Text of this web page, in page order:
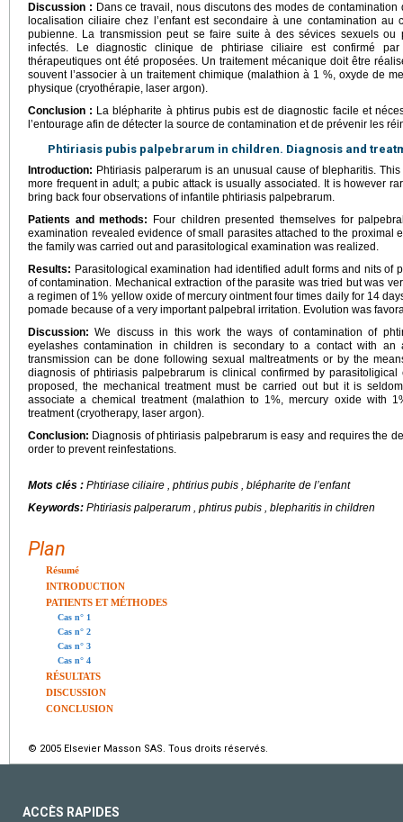
Discussion : Dans ce travail, nous discutons des modes de
localisation ciliaire chez l’enfant est secondaire à une contamination au
pubienne. La transmission peut se faire suite à des sévices sexuels
infectés. Le diagnostic clinique de phtiriase ciliaire est confirmé par
thérapeutiques ont été proposées. Un traitement mécanique doit être
souvent l’associer à un traitement chimique (malathion à 1 %, oxyde de
physique (cryothérapie, laser argon).
Conclusion : La blépharite à phtirus pubis est de diagnostic facile et
l’entourage afin de détecter la source de contamination et de prévenir les
Phtiriasis pubis palpebrarum in children. Diagnosis and
Introduction: Phtiriasis palperarum is an unusual cause of blepharitis.
more frequent in adult; a pubic attack is usually associated. It is however
bring back four observations of infantile phtiriasis palpebrarum.
Patients and methods: Four children presented themselves for
examination revealed evidence of small parasites attached to the proximal
the family was carried out and parasitological examination was realized.
Results: Parasitological examination had identified adult forms and nits of
of contamination. Mechanical extraction of the parasite was tried but was
a regimen of 1% yellow oxide of mercury ointment four times daily for 14
pomade because of a very important palpebral irritation. Evolution was
Discussion: We discuss in this work the ways of contamination of
eyelashes contamination in children is secondary to a contact with
transmission can be done following sexual maltreatments or by the
diagnosis of phtiriasis palpebrarum is clinical confirmed by parasitoligical
proposed, the mechanical treatment must be carried out but it is
associate a chemical treatment (malathion to 1%, mercury oxide with
treatment (cryotherapy, laser argon).
Conclusion: Diagnosis of phtiriasis palpebrarum is easy and requires the
order to prevent reinfestations.
Mots clés : Phtiriase ciliaire , phtirius pubis , blépharite de l’enfant
Keywords: Phtiriasis palperarum , phtirus pubis , blepharitis in children
Plan
Résumé
INTRODUCTION
PATIENTS ET MÉTHODES
Cas n° 1
Cas n° 2
Cas n° 3
Cas n° 4
RÉSULTATS
DISCUSSION
CONCLUSION
© 2005 Elsevier Masson SAS. Tous droits réservés.
ACCÈS RAPIDES